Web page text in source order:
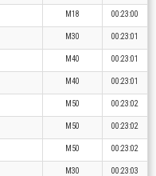
M18 00:23:00
M30 00:23:01
M40 00:23:01
M40 00:23:01
M50 00:23:02
M50 00:23:02
M50 00:23:02
M30 00:23:03